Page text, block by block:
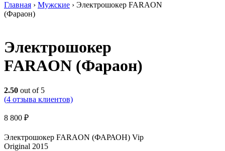
Главная › Мужские › Электрошокер FARAON
(Фараон)
Электрошокер
FARAON (Фараон)
2.50 out of 5
(4 отзыва клиентов)
8 800 ₽
Электрошокер FARAON (ФАРАОН) Vip
Original 2015